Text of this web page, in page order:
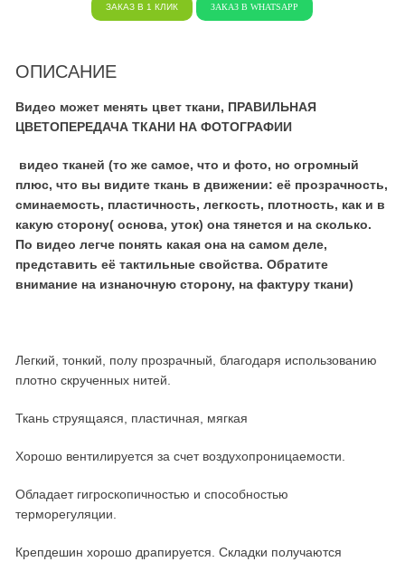
ЗАКАЗ В 1 КЛИК ЗАКАЗ В WHATSAPP
ОПИСАНИЕ
Видео может менять цвет ткани, ПРАВИЛЬНАЯ
ЦВЕТОПЕРЕДАЧА ТКАНИ НА ФОТОГРАФИИ
видео тканей (то же самое, что и фото, но огромный
плюс, что вы видите ткань в движении: её прозрачность,
сминаемость, пластичность, легкость, плотность, как и в
какую сторону( основа, уток) она тянется и на сколько.
По видео легче понять какая она на самом деле,
представить её тактильные свойства. Обратите
внимание на изнаночную сторону, на фактуру ткани)
Легкий, тонкий, полу прозрачный, благодаря использованию
плотно скрученных нитей.
Ткань струящаяся, пластичная, мягкая
Хорошо вентилируется за счет воздухопроницаемости.
Обладает гигроскопичностью и способностью
терморегуляции.
Крепдешин хорошо драпируется. Складки получаются